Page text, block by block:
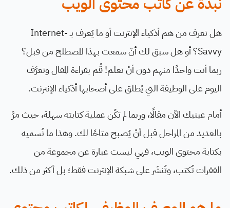
هل تعرف من هم أذكياء الإنترنت أو ما يُعرف بـ Internet-
Savvy؟ أو هل سبق لك أنْ سمعت بهذا المصطلح من قبل؟
ربما أنت واحدًا منهم دون أنْ تعلم! قُم بقراءة المقال وتعرَّف
اليوم على الوظيفة التي يُطلق على أصحابها أذكياء الإنترنت.
أمام عينيك الآن مقالًا، وربما لم تكُن عملية كتابته سهلة، حيث مرَّ
بالعديد من المراحل قبل أنْ يُصبح متاحًا لك. وهذا ما نُسميه
بكتابة محتوى الويب، فهي ليست عبارة عن مجموعة من
الفقرات تُكتب، وتُنشَر على شبكة الإنترنت فقط؛ بل أكثر من ذلك.